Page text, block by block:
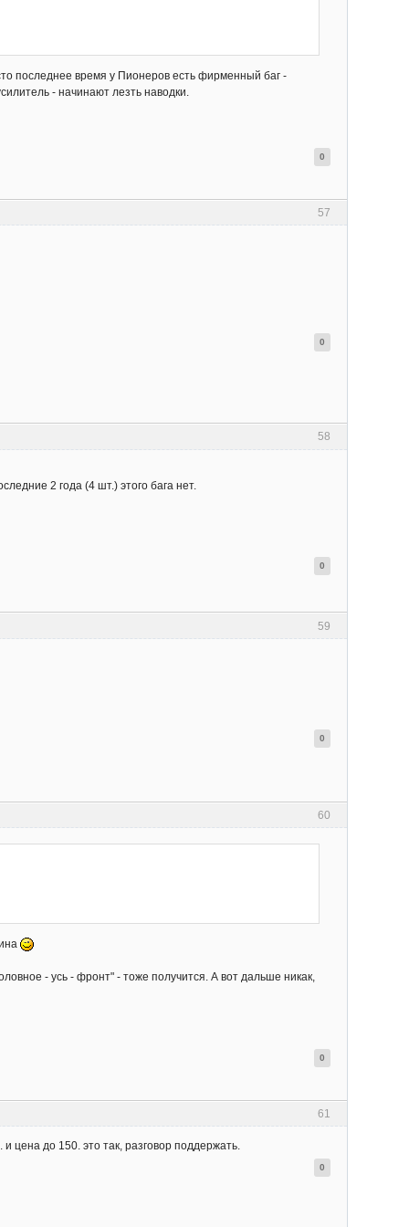
последнее время у Пионеров есть фирменный баг -
- начинают лезть наводки.
0
57
0
58
2 года (4 шт.) этого бага нет.
0
59
0
60
- усь - фронт" - тоже получится. А вот дальше никак,
0
61
до 150. это так, разговор поддержать.
0